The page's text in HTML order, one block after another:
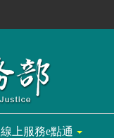
線上服務e點通